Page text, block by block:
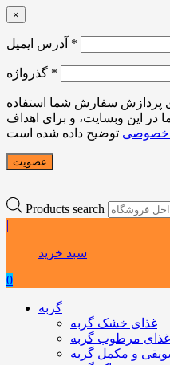
×
*
*
پردازش سفارش شما استفاده
در این وبسایت، و برای اهداف
خصوصی
عضویت
Products search
|
سبد خرید
0
گربه
غذای خشک گربه
غذای مرطوب گربه
و مکمل گربه